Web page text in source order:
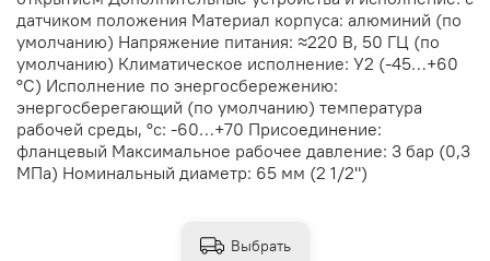
датчиком положения Материал корпуса: алюминий (по
умолчанию) Напряжение питания: ≈220 В, 50 ГЦ (по
умолчанию) Климатическое исполнение: У2 (-45…+60
°С) Исполнение по энергосбережению:
энергосберегающий (по умолчанию) температура
рабочей среды, °с: -60…+70 Присоединение:
фланцевый Максимальное рабочее давление: 3 бар (0,3
МПа) Номинальный диаметр: 65 мм (2 1/2")
Выбрать